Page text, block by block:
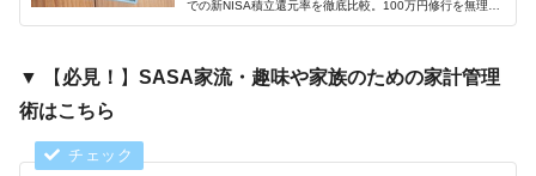
での新NISA積立還元率を徹底比較。100万円修行を無理な
▼ 【 必見！ 】 SASA家流・趣味や家族のための家計管理
術はこちら